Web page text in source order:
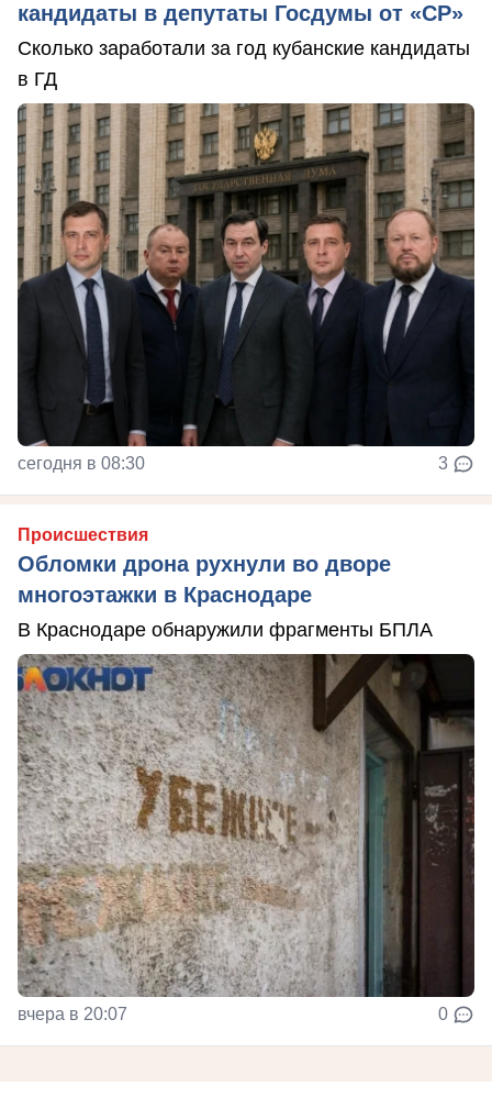
кандидаты в депутаты Госдумы от «СР»
Сколько заработали за год кубанские кандидаты
в ГД
сегодня в 08:30 3
Происшествия
Обломки дрона рухнули во дворе
многоэтажки в Краснодаре
В Краснодаре обнаружили фрагменты БПЛА
вчера в 20:07 0